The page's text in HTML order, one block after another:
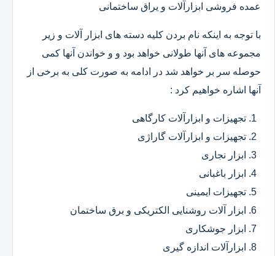
عمده فروشی ابزارآلات و یراق ساختمانی
با توجه به اینکه نام بردن کلیه دسته های ابزار آلات و زیر
مجموعه های آنها طولانی خواهد بود و و خواندن آنها کمی
حوصله سر بر خواهد شد در ادامه به صورت کلی به برخی از
آنها اشاره خواهیم کرد :
تجهیزات و ابزارآلات کارگاهی
تجهیزات و ابزارآلات گاراژی
ابزار نجاری
ابزار باغبانی
تجهیزات ایمینی
ابزار آلات روشنایی الکتریکی و برق ساختمان
ابزار جوشکاری
ابزارآلات اندازه گیری